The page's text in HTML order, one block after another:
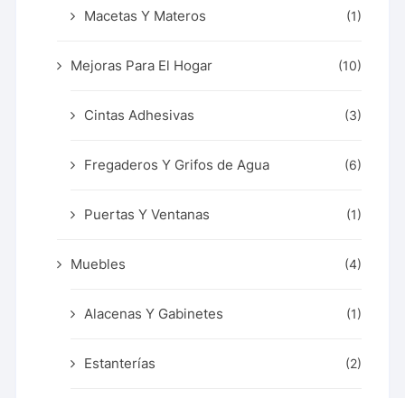
Macetas Y Materos (1)
Mejoras Para El Hogar (10)
Cintas Adhesivas (3)
Fregaderos Y Grifos de Agua (6)
Puertas Y Ventanas (1)
Muebles (4)
Alacenas Y Gabinetes (1)
Estanterías (2)